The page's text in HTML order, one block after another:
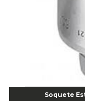
Alicate Bico Reto Tipo
Alicate Bomba D Água
Alicate Corte Diagonal -
Alicate Corte Frontal -
Alicate Corte Frontal -
Alicate Corte Lateral
Alicate de Corte
Soquete